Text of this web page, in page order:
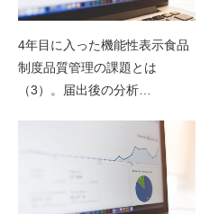
4年目に入った機能性表示食品
制度品質管理の課題とは
（3）。届出後の分析…